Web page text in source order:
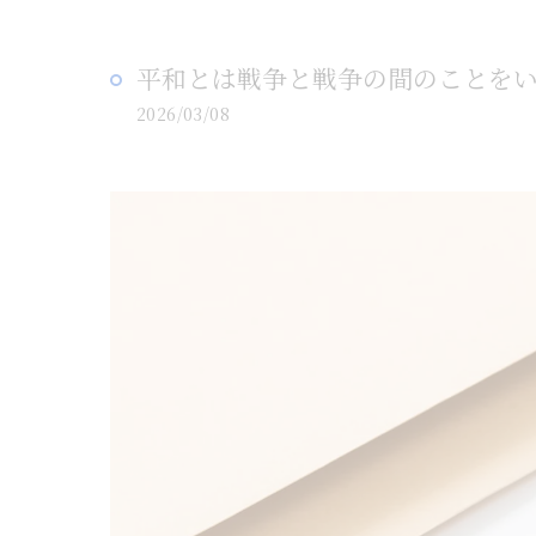
平和とは戦争と戦争の間のことを
2026/03/08